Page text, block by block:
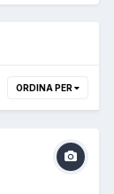
ORDINA PER